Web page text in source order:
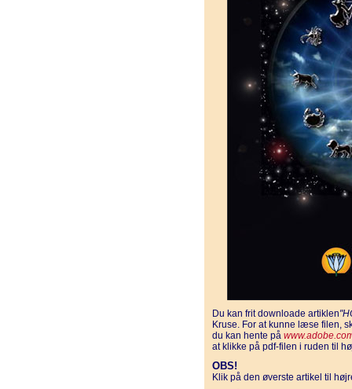
Du kan frit downloade artiklen
Kruse. For at kunne læse filen,
du kan hente på
at klikke på pdf-filen i ruden til
OBS!
Klik på den øverste artikel til